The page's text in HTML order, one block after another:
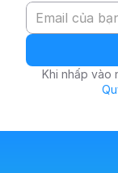
Khi nhấp vào